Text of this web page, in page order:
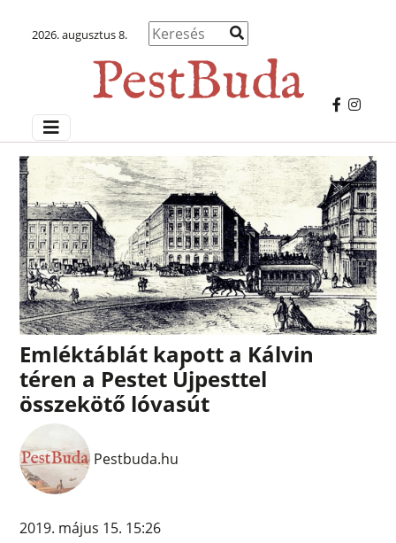
2026. augusztus 8.
Emléktáblát kapott a Kálvin
téren a Pestet Újpesttel
összekötő lóvasút
Pestbuda.hu
2019. május 15. 15:26